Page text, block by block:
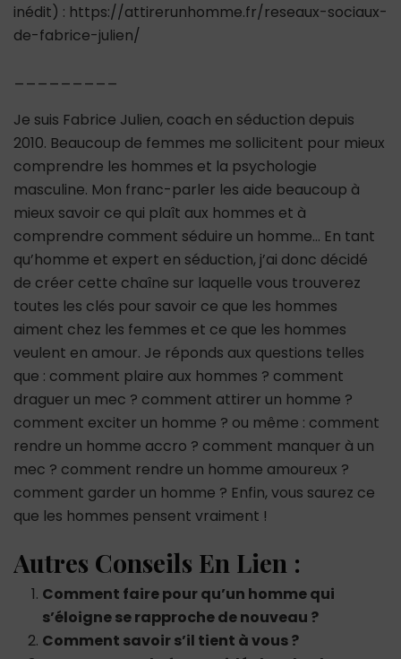
inédit) : https://attirerunhomme.fr/reseaux-sociaux-
de-fabrice-julien/
Je suis Fabrice Julien, coach en séduction depuis
2010. Beaucoup de femmes me sollicitent pour mieux
comprendre les hommes et la psychologie
masculine. Mon franc-parler les aide beaucoup à
mieux savoir ce qui plaît aux hommes et à
comprendre comment séduire un homme… En tant
qu’homme et expert en séduction, j’ai donc décidé
de créer cette chaîne sur laquelle vous trouverez
toutes les clés pour savoir ce que les hommes
aiment chez les femmes et ce que les hommes
veulent en amour. Je réponds aux questions telles
que : comment plaire aux hommes ? comment
draguer un mec ? comment attirer un homme ?
comment exciter un homme ? ou même : comment
rendre un homme accro ? comment manquer à un
mec ? comment rendre un homme amoureux ?
comment garder un homme ? Enfin, vous saurez ce
que les hommes pensent vraiment !
Autres Conseils En Lien :
Comment faire pour qu’un homme qui
s’éloigne se rapproche de nouveau ?
Comment savoir s’il tient à vous ?